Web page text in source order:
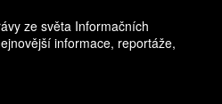
ze světa Informačních
informace, reportáže,